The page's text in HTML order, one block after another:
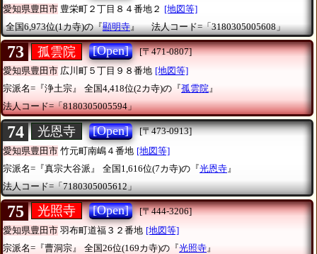
愛知県豊田市 豊栄町２丁目８４番地２ [地図等]
全国6,973位(1カ寺)の『顯明寺』 法人コード=「3180305005608」
73 孤雲院 [Open]
[〒471-0807]
愛知県豊田市 広川町５丁目９８番地 [地図等]
宗派名=『浄土宗』
全国4,418位(2カ寺)の『孤雲院』
法人コード=「8180305005594」
74 光恩寺 [Open]
[〒473-0913]
愛知県豊田市 竹元町南嶋４番地 [地図等]
宗派名=『真宗大谷派』
全国1,616位(7カ寺)の『光恩寺 』
法人コード=「7180305005612」
75 光照寺 [Open]
[〒444-3206]
愛知県豊田市 羽布町道福３２番地 [地図等]
宗派名=『曹洞宗』
全国26位(169カ寺)の『光照寺 』